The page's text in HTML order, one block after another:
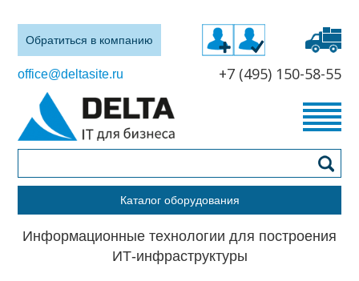
Обратиться в компанию
office@deltasite.ru +7 (495) 150-58-55
Каталог оборудования
Информационные технологии для построения
ИТ-инфраструктуры